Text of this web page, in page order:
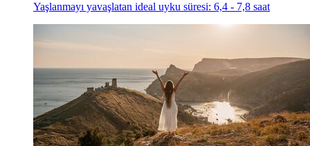
Yaşlanmayı yavaşlatan ideal uyku süresi: 6,4 - 7,8 saat